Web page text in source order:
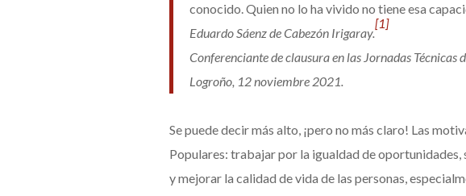
conocido. Quien no lo ha vivido no tiene esa
Eduardo Sáenz de Cabezón Irigaray.
[1]
Conferenciante de clausura en las Jornadas Técnicas
Logroño, 12 noviembre 2021.
Se puede decir más alto, ¡pero no más claro! Las
Populares: trabajar por la igualdad de
y mejorar la calidad de vida de las personas,